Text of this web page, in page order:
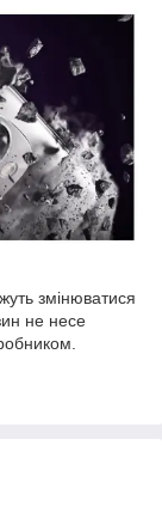
змінюватися
не несе